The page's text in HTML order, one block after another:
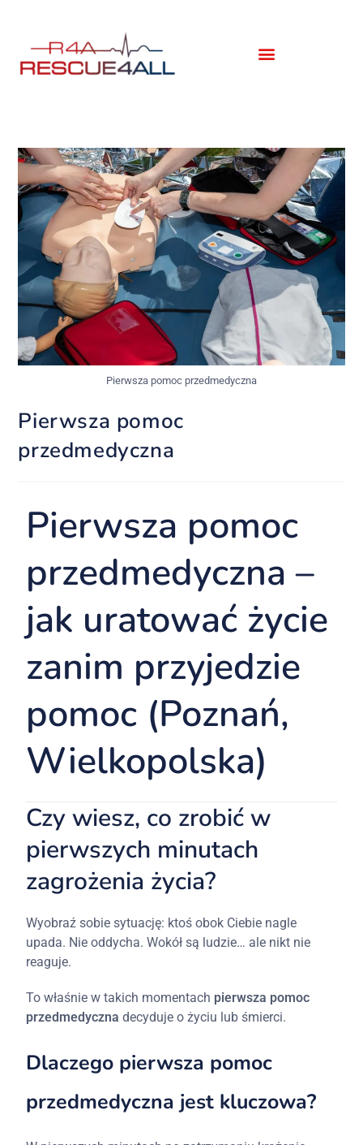
Pierwsza pomoc przedmedyczna
Pierwsza pomoc
przedmedyczna
Pierwsza pomoc
przedmedyczna –
jak uratować życie
zanim przyjedzie
pomoc (Poznań,
Wielkopolska)
Czy wiesz, co zrobić w
pierwszych minutach
zagrożenia życia?
Wyobraź sobie sytuację: ktoś obok Ciebie nagle
upada. Nie oddycha. Wokół są ludzie… ale nikt nie
reaguje.
To właśnie w takich momentach pierwsza pomoc
przedmedyczna decyduje o życiu lub śmierci.
Dlaczego pierwsza pomoc
przedmedyczna jest kluczowa?